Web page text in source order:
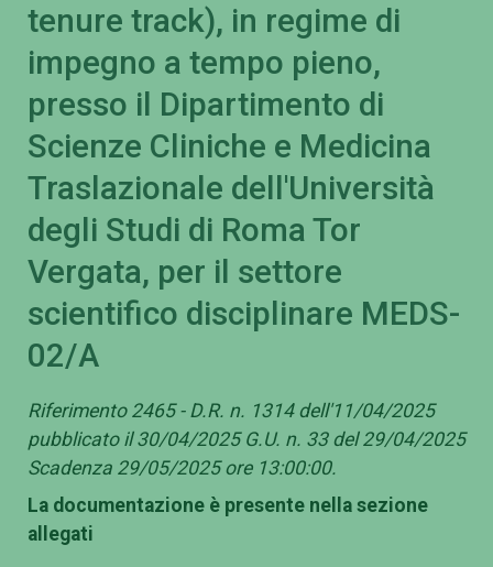
tenure track), in regime di
impegno a tempo pieno,
presso il Dipartimento di
Scienze Cliniche e Medicina
Traslazionale dell'Università
degli Studi di Roma Tor
Vergata, per il settore
scientifico disciplinare MEDS-
02/A
Riferimento 2465 - D.R. n. 1314 dell'11/04/2025
pubblicato il 30/04/2025 G.U. n. 33 del 29/04/2025
Scadenza 29/05/2025 ore 13:00:00.
La documentazione è presente nella sezione
allegati